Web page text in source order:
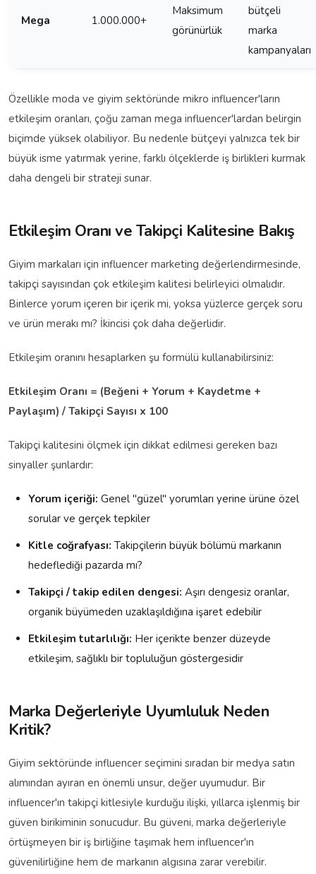
Mega 1.000.000+
Maksimum
görünürlük
bütçeli
marka
kampanyaları
Özellikle moda ve giyim sektöründe mikro influencer'ların
etkileşim oranları, çoğu zaman mega influencer'lardan belirgin
biçimde yüksek olabiliyor. Bu nedenle bütçeyi yalnızca tek bir
büyük isme yatırmak yerine, farklı ölçeklerde iş birlikleri kurmak
daha dengeli bir strateji sunar.
Etkileşim Oranı ve Takipçi Kalitesine Bakış
Giyim markaları için influencer marketing değerlendirmesinde,
takipçi sayısından çok etkileşim kalitesi belirleyici olmalıdır.
Binlerce yorum içeren bir içerik mi, yoksa yüzlerce gerçek soru
ve ürün merakı mı? İkincisi çok daha değerlidir.
Etkileşim oranını hesaplarken şu formülü kullanabilirsiniz:
Etkileşim Oranı = (Beğeni + Yorum + Kaydetme +
Paylaşım) / Takipçi Sayısı x 100
Takipçi kalitesini ölçmek için dikkat edilmesi gereken bazı
sinyaller şunlardır:
Yorum içeriği: Genel "güzel" yorumları yerine ürüne özel
sorular ve gerçek tepkiler
Kitle coğrafyası: Takipçilerin büyük bölümü markanın
hedeflediği pazarda mı?
Takipçi / takip edilen dengesi: Aşırı dengesiz oranlar,
organik büyümeden uzaklaşıldığına işaret edebilir
Etkileşim tutarlılığı: Her içerikte benzer düzeyde
etkileşim, sağlıklı bir topluluğun göstergesidir
Marka Değerleriyle Uyumluluk Neden
Kritik?
Giyim sektöründe influencer seçimini sıradan bir medya satın
alımından ayıran en önemli unsur, değer uyumudur. Bir
influencer'ın takipçi kitlesiyle kurduğu ilişki, yıllarca işlenmiş bir
güven birikiminin sonucudur. Bu güveni, marka değerleriyle
örtüşmeyen bir iş birliğine taşımak hem influencer'ın
güvenilirliğine hem de markanın algısına zarar verebilir.